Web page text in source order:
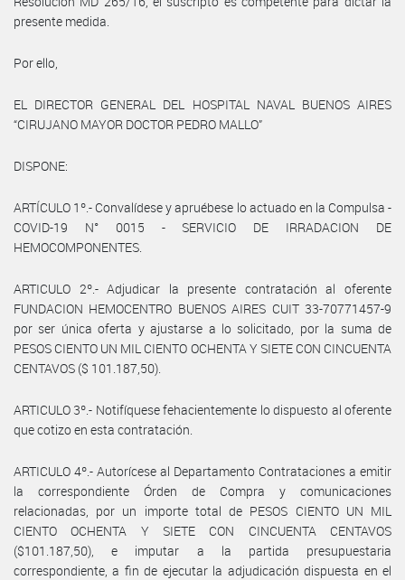
presente medida.
Por ello,
EL DIRECTOR GENERAL DEL HOSPITAL NAVAL BUENOS AIRES
“CIRUJANO MAYOR DOCTOR PEDRO MALLO”
DISPONE:
ARTÍCULO 1º.- Convalídese y apruébese lo actuado en la Compulsa -
COVID-19 N° 0015 - SERVICIO DE IRRADACION DE
HEMOCOMPONENTES.
ARTICULO 2º.- Adjudicar la presente contratación al oferente
FUNDACION HEMOCENTRO BUENOS AIRES CUIT 33-70771457-9
por ser única oferta y ajustarse a lo solicitado, por la suma de
PESOS CIENTO UN MIL CIENTO OCHENTA Y SIETE CON CINCUENTA
CENTAVOS ($ 101.187,50).
ARTICULO 3º.- Notifíquese fehacientemente lo dispuesto al oferente
que cotizo en esta contratación.
ARTICULO 4º.- Autorícese al Departamento Contrataciones a emitir
la correspondiente Órden de Compra y comunicaciones
relacionadas, por un importe total de PESOS CIENTO UN MIL
CIENTO OCHENTA Y SIETE CON CINCUENTA CENTAVOS
($101.187,50), e imputar a la partida presupuestaria
correspondiente, a fin de ejecutar la adjudicación dispuesta en el